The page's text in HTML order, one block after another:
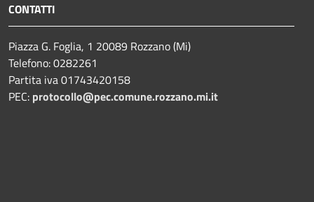
CONTATTI
Piazza G. Foglia, 1 20089 Rozzano (Mi)
Telefono: 0282261
Partita iva 01743420158
PEC: protocollo@pec.comune.rozzano.mi.it